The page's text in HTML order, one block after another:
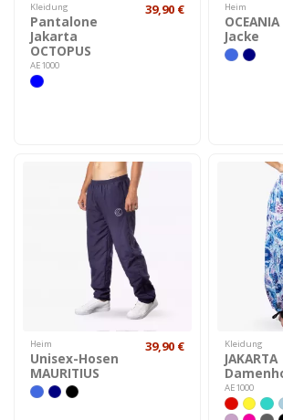
Kleidung
Pantalone
Jakarta
OCTOPUS
AE1000
39,90 € Heim
Jacke
Heim
Unisex-Hosen
MAURITIUS
39,90 € Kleidung
JAKARTA
AE1000